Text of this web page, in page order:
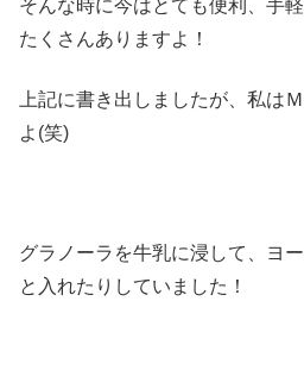
そんな時に今はとても便利、手
たくさんありますよ！
上記に書き出しましたが、私は
よ(笑)
グラノーラを牛乳に浸して、ヨ
と入れたりしていました！